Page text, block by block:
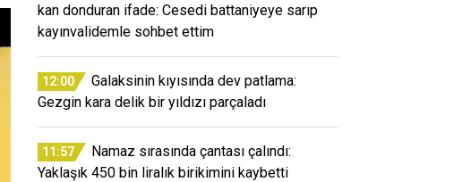
kan donduran ifade: Cesedi battaniyeye sarıp
kayınvalidemle sohbet ettim
12:00
Galaksinin kıyısında dev patlama:
Gezgin kara delik bir yıldızı parçaladı
11:57
Namaz sırasında çantası çalındı:
Yaklaşık 450 bin liralık birikimini kaybetti